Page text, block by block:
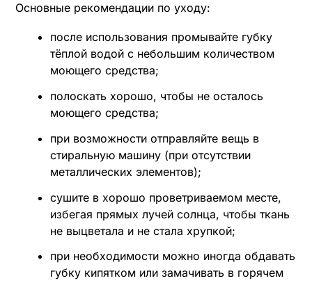
Основные рекомендации по уходу:
после использования промывайте губку
тёплой водой с небольшим количеством
моющего средства;
полоскать хорошо, чтобы не осталось
моющего средства;
при возможности отправляйте вещь в
стиральную машину (при отсутствии
металлических элементов);
сушите в хорошо проветриваемом месте,
избегая прямых лучей солнца, чтобы ткань
не выцветала и не стала хрупкой;
при необходимости можно иногда обдавать
губку кипятком или замачивать в горячем